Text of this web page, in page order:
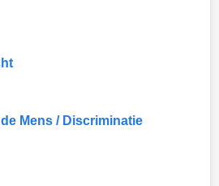
Mens / Discriminatie